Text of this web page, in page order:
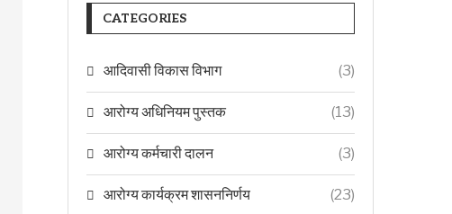
CATEGORIES
आदिवासी विकास विभाग (3)
आरोग्य अधिनियम पुस्तक (13)
आरोग्य कर्मचारी दालन (3)
आरोग्य कार्यक्रम शासननिर्णय (23)